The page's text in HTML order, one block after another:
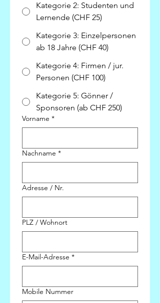
Kategorie 2: Studenten und
Lernende (CHF 25)
Kategorie 3: Einzelpersonen
ab 18 Jahre (CHF 40)
Kategorie 4: Firmen / jur.
Personen (CHF 100)
Kategorie 5: Gönner /
Sponsoren (ab CHF 250)
Vorname *
Nachname *
Adresse / Nr.
PLZ / Wohnort
E-Mail-Adresse *
Mobile Nummer